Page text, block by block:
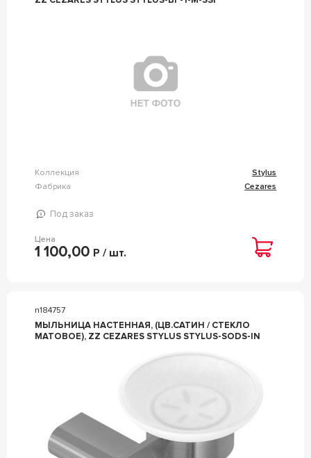
Коллекция
Stylus
Фабрика
Cezares
Под заказ
Цена
1 100,00 Р / шт.
n184757
МЫЛЬНИЦА НАСТЕННАЯ, (ЦВ.САТИН / СТЕКЛО
МАТОВОЕ), ZZ CEZARES STYLUS STYLUS-SODS-IN